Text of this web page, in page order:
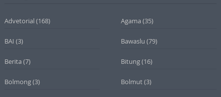
Advetorial (168) Agama (35)
BAI (3) Bawaslu (79)
Berita (7) Bitung(16)
Bolmong(3) Bolmut(3)